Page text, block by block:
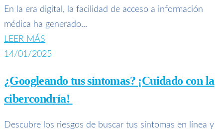
En la era digital, la facilidad de acceso a información
médica ha generado...
LEER MÁS
14/01/2025
¿Googleando tus síntomas? ¡Cuidado con la
cibercondría!
Descubre los riesgos de buscar tus síntomas en línea y